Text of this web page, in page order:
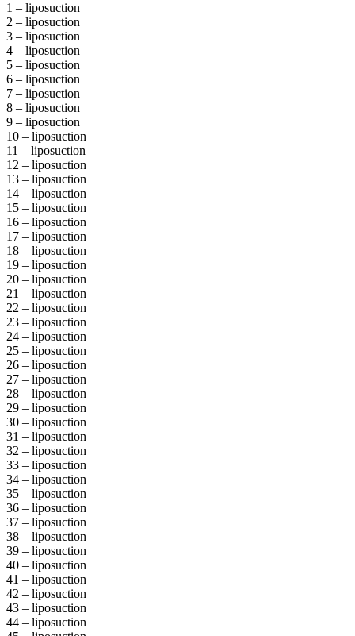
1 – liposuction
2 – liposuction
3 – liposuction
4 – liposuction
5 – liposuction
6 – liposuction
7 – liposuction
8 – liposuction
9 – liposuction
10 – liposuction
11 – liposuction
12 – liposuction
13 – liposuction
14 – liposuction
15 – liposuction
16 – liposuction
17 – liposuction
18 – liposuction
19 – liposuction
20 – liposuction
21 – liposuction
22 – liposuction
23 – liposuction
24 – liposuction
25 – liposuction
26 – liposuction
27 – liposuction
28 – liposuction
29 – liposuction
30 – liposuction
31 – liposuction
32 – liposuction
33 – liposuction
34 – liposuction
35 – liposuction
36 – liposuction
37 – liposuction
38 – liposuction
39 – liposuction
40 – liposuction
41 – liposuction
42 – liposuction
43 – liposuction
44 – liposuction